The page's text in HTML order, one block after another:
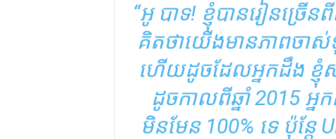
“អូ បាទ! ខ្ញុំបានរៀនច្រើន
គិតថាយើងមានភាពចា
ហើយដូចដែលអ្នកដឹង ខ្ញុំ
ដូចកាលពីឆ្នាំ 2015 អ្
មិនមែន 100% ទេ ប៉ុន្តែ